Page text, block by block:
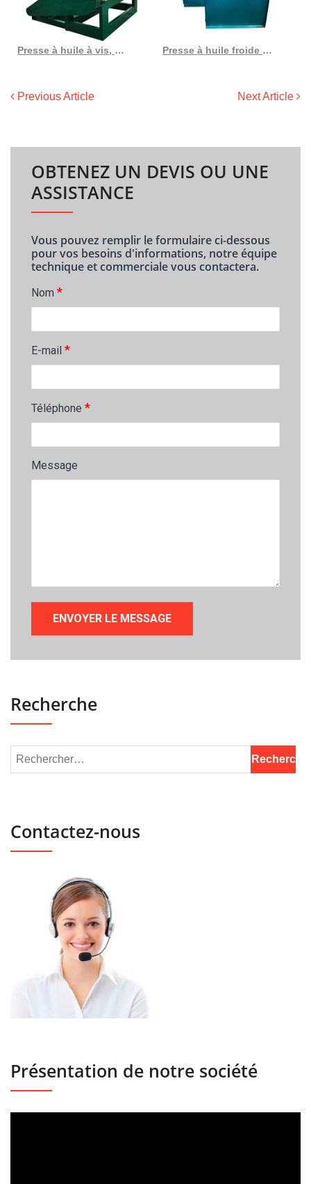
Presse à huile à vis, meilleur prix, huile de cuisson combinée Presse à huile froide de graines de lin acheter une machine d’extraction dans le sud du Sénégal
Previous Article Next Article
OBTENEZ UN DEVIS OU UNE
ASSISTANCE
Vous pouvez remplir le formulaire ci-dessous
pour vos besoins d'informations, notre équipe
technique et commerciale vous contactera.
Nom *
E-mail *
Téléphone *
Message
Recherche
Contactez-nous
Présentation de notre société